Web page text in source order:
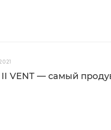
II VENT — самый